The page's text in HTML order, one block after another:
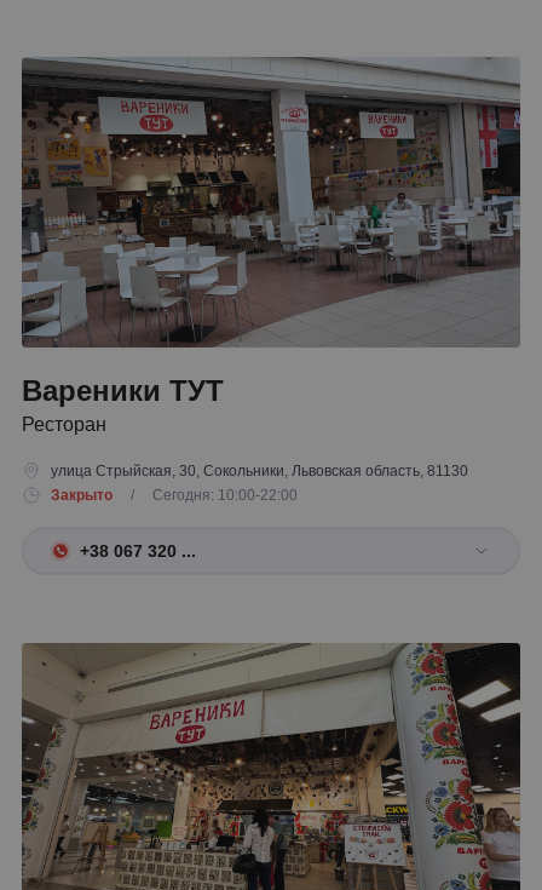
Вареники ТУТ
Ресторан
улица Стрыйская, 30, Сокольники, Львовская область, 81130
Закрыто
/ Сегодня: 10:00-22:00
+38 067 320 ...